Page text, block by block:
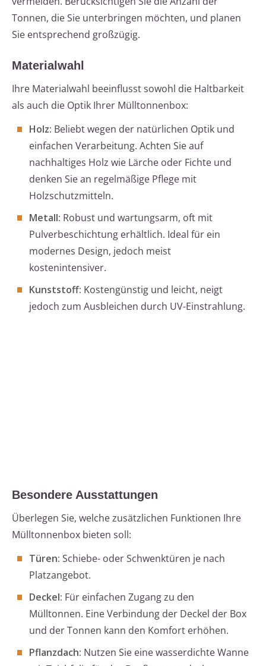
Tonnen, die Sie unterbringen möchten, und planen
Sie entsprechend großzügig.
Materialwahl
Ihre Materialwahl beeinflusst sowohl die Haltbarkeit
als auch die Optik Ihrer Mülltonnenbox:
Holz: Beliebt wegen der natürlichen Optik und
einfachen Verarbeitung. Achten Sie auf
nachhaltiges Holz wie Lärche oder Fichte und
denken Sie an regelmäßige Pflege mit
Holzschutzmitteln.
Metall: Robust und wartungsarm, oft mit
Pulverbeschichtung erhältlich. Ideal für ein
modernes Design, jedoch meist
kostenintensiver.
Kunststoff: Kostengünstig und leicht, neigt
jedoch zum Ausbleichen durch UV-Einstrahlung.
Besondere Ausstattungen
Überlegen Sie, welche zusätzlichen Funktionen Ihre
Mülltonnenbox bieten soll:
Türen: Schiebe- oder Schwenktüren je nach
Platzangebot.
Deckel: Für einfachen Zugang zu den
Mülltonnen. Eine Verbindung der Deckel der Box
und der Tonnen kann den Komfort erhöhen.
Pflanzdach: Nutzen Sie eine wasserdichte Wanne